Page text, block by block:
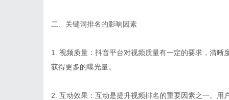
二、关键词排名的影响因素
1. 视频质量：抖音平台对视频质量有一定的要求，清
获得更多的曝光量。
2. 互动效果：互动是提升视频排名的重要因素之一。